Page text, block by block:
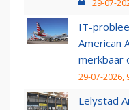
29-07-
IT-
American
merkbaar
29-07-2026,
Lelystad